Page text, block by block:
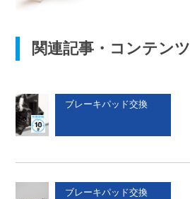
関連記事・コンテンツ
ブレーキパッド交換
ブレーキパッド交換